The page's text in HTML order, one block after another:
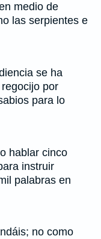
medio de
las serpientes e
se ha
por
para lo
hablar cinco
instruir
palabras en
no como